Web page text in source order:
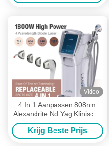
Video
4 In 1 Aanpassen 808nm
Alexandrite Nd Yag Klinische
Diode Laser Ontharing
Machine te Koop
Krijg Beste Prijs